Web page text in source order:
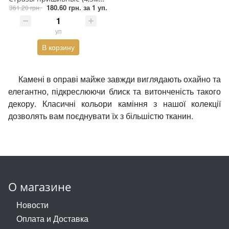
Обувная фурнитура
Пакеты
Перетяжка
Перья
Пломба
Пресс, Термопресс
Приспособления
361.20 грн. 180.60 грн. за 1 уп.
уп
В корзину
Камені в оправі майже завжди виглядають охайно та
елегантно, підкреслюючи блиск та витонченість такого
декору. Класичні кольори каміння з нашої колекції
дозволять вам поєднувати їх з більшістю тканин.
О магазине
Новости
Оплата и Доставка